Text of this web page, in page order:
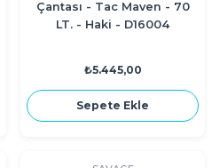
Çantası - Tac Maven - 70
LT. - Haki - D16004
₺5.445,00
Sepete Ekle